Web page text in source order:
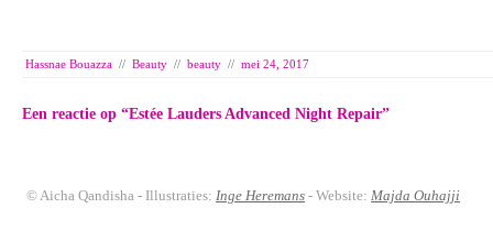
Hassnae Bouazza // Beauty // beauty // mei 24, 2017
Een reactie op “Estée Lauders Advanced Night Repair”
© Aicha Qandisha - Illustraties: Inge Heremans - Website: Majda Ouhajji